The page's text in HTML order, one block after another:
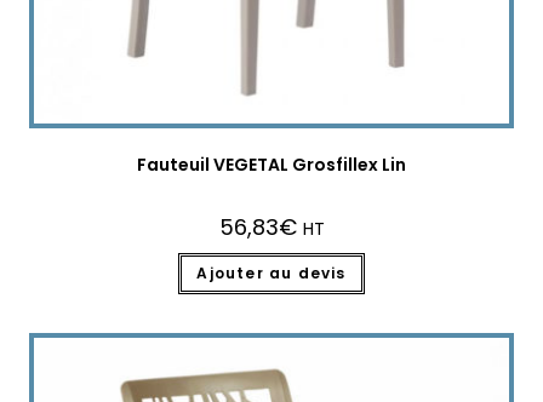
Fauteuil VEGETAL Grosfillex Lin
56,83€ HT
Ajouter au devis